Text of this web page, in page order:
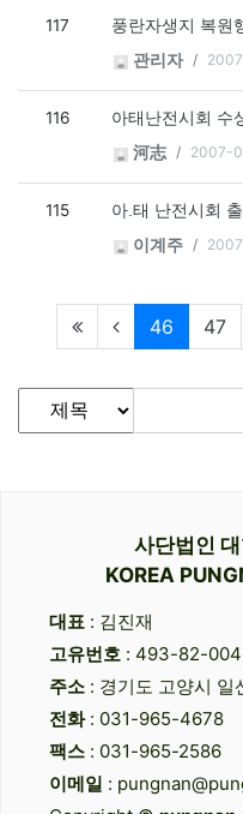
117 풍란자생지 복원
관리자
116 아태난전시회 수
河志 2007-
115 아.태 난전시회
이계주
46현재페
47
게시물 검색
검색대상
검색어필수
사단법인
KOREA
대표 : 김진재
고유번호 : 493-82-
주소 : 경기도 고양시
전화: 031-965-4678
팩스 : 031-965-2586
이메일 :